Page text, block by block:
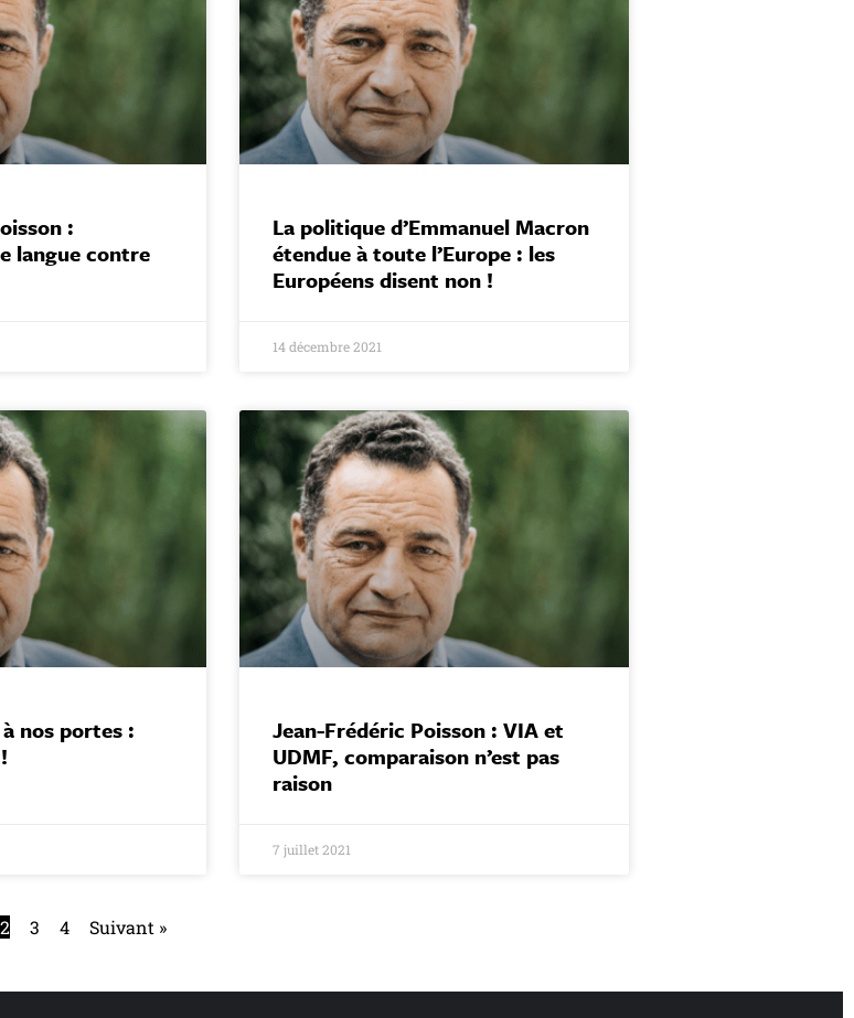
:
langue contre
La politique d’Emmanuel Macron
étendue à toute l’Europe : les
Européens disent non !
14 décembre 2021
nos portes :
Jean-Frédéric Poisson : VIA et
UDMF, comparaison n’est pas
raison
7 juillet 2021
2 3 4 Suivant »